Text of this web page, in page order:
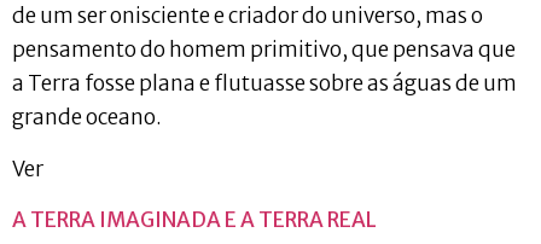
de um ser onisciente e criador do universo, mas o
pensamento do homem primitivo, que pensava que
a Terra fosse plana e flutuasse sobre as águas de um
grande oceano.
Ver
A TERRA IMAGINADA E A TERRA REAL